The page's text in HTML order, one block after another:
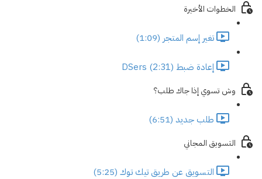
الخطوات الأخيرة
تغير إسم المتجر (1:09)
إعادة ضبط DSers (2:31)
وش تسوي إذا جاك طلب؟
طلب جديد (6:51)
التسويق المجاني
التسويق عن طريق تيك توك (5:25)